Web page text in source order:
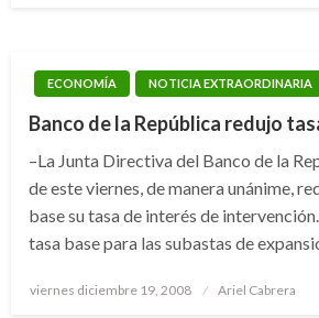
ECONOMÍA NOTICIA EXTRAORDINARIA
Banco de la República redujo
–La Junta Directiva del Banco de la
de este viernes, de manera unánime,
base su tasa de interés de
tasa base para las subastas de
Publicado
viernes diciembre 19, 2008 Ariel Cabrera